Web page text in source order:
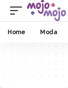
Home Moda